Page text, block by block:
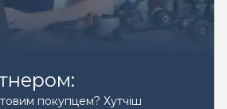
покупцем? Хутчіш